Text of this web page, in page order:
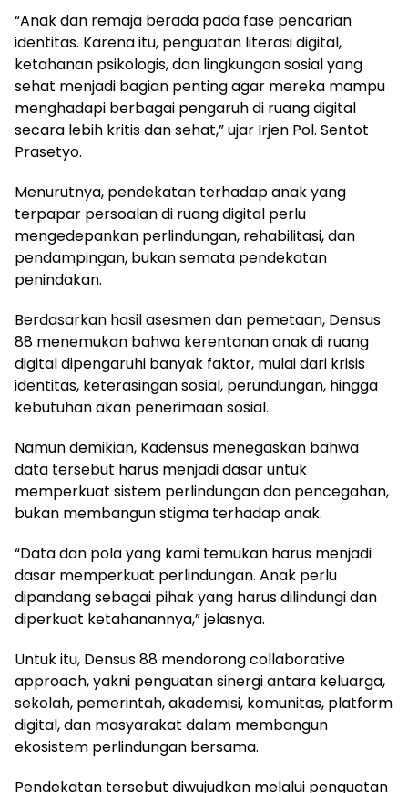
“Anak dan remaja berada pada fase pencarian
identitas. Karena itu, penguatan literasi digital,
ketahanan psikologis, dan lingkungan sosial yang
sehat menjadi bagian penting agar mereka mampu
menghadapi berbagai pengaruh di ruang digital
secara lebih kritis dan sehat,” ujar Irjen Pol. Sentot
Prasetyo.
Menurutnya, pendekatan terhadap anak yang
terpapar persoalan di ruang digital perlu
mengedepankan perlindungan, rehabilitasi, dan
pendampingan, bukan semata pendekatan
penindakan.
Berdasarkan hasil asesmen dan pemetaan, Densus
88 menemukan bahwa kerentanan anak di ruang
digital dipengaruhi banyak faktor, mulai dari krisis
identitas, keterasingan sosial, perundungan, hingga
kebutuhan akan penerimaan sosial.
Namun demikian, Kadensus menegaskan bahwa
data tersebut harus menjadi dasar untuk
memperkuat sistem perlindungan dan pencegahan,
bukan membangun stigma terhadap anak.
“Data dan pola yang kami temukan harus menjadi
dasar memperkuat perlindungan. Anak perlu
dipandang sebagai pihak yang harus dilindungi dan
diperkuat ketahanannya,” jelasnya.
Untuk itu, Densus 88 mendorong collaborative
approach, yakni penguatan sinergi antara keluarga,
sekolah, pemerintah, akademisi, komunitas, platform
digital, dan masyarakat dalam membangun
ekosistem perlindungan bersama.
Pendekatan tersebut diwujudkan melalui penguatan